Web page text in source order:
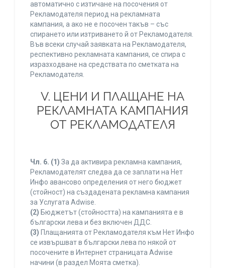
автоматично с изтичане на посочения от
Рекламодателя период на рекламната
кампания, а ако не е посочен такъв – със
спирането или изтриването й от Рекламодателя.
Във всеки случай заявката на Рекламодателя,
респективно рекламната кампания, се спира с
изразходване на средствата по сметката на
Рекламодателя.
V. ЦЕНИ И ПЛАЩАНЕ НА
РЕКЛАМНАТА КАМПАНИЯ
ОТ РЕКЛАМОДАТЕЛЯ
Чл. 6. (1) За да активира рекламна кампания,
Рекламодателят следва да се заплати на Нет
Инфо авансово определения от него бюджет
(стойност) на създадената рекламна кампания
за Услугата Adwise.
(2) Бюджетът (стойността) на кампанията е в
български лева и без включен ДДС.
(3) Плащанията от Рекламодателя към Нет Инфо
се извършват в български лева по някой от
посочените в Интернет страницата Adwise
начини (в раздел Моята сметка).